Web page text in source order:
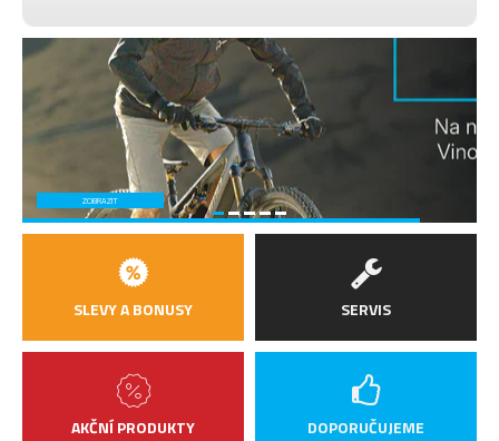
ZOBRAZIT
SLEVY A BONUSY
AKČNÍ PRODUKTY
SERVIS
DOPORUČUJEME